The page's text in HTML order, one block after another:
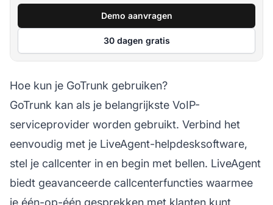
Demo aanvragen
30 dagen gratis
Hoe kun je GoTrunk gebruiken?
GoTrunk kan als je belangrijkste VoIP-
serviceprovider worden gebruikt. Verbind het
eenvoudig met je LiveAgent-helpdesksoftware,
stel je callcenter in en begin met bellen. LiveAgent
biedt geavanceerde callcenterfuncties waarmee
je één-op-één gesprekken met klanten kunt